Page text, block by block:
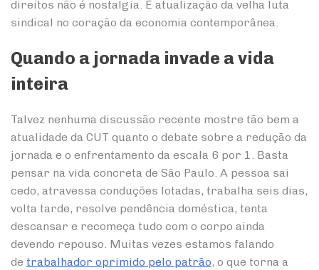
direitos não é nostalgia. É atualização da velha luta
sindical no coração da economia contemporânea.
Quando a jornada invade a vida
inteira
Talvez nenhuma discussão recente mostre tão bem a
atualidade da CUT quanto o debate sobre a redução da
jornada e o enfrentamento da escala 6 por 1. Basta
pensar na vida concreta de São Paulo. A pessoa sai
cedo, atravessa conduções lotadas, trabalha seis dias,
volta tarde, resolve pendência doméstica, tenta
descansar e recomeça tudo com o corpo ainda
devendo repouso. Muitas vezes estamos falando
de trabalhador oprimido pelo patrão, o que torna a